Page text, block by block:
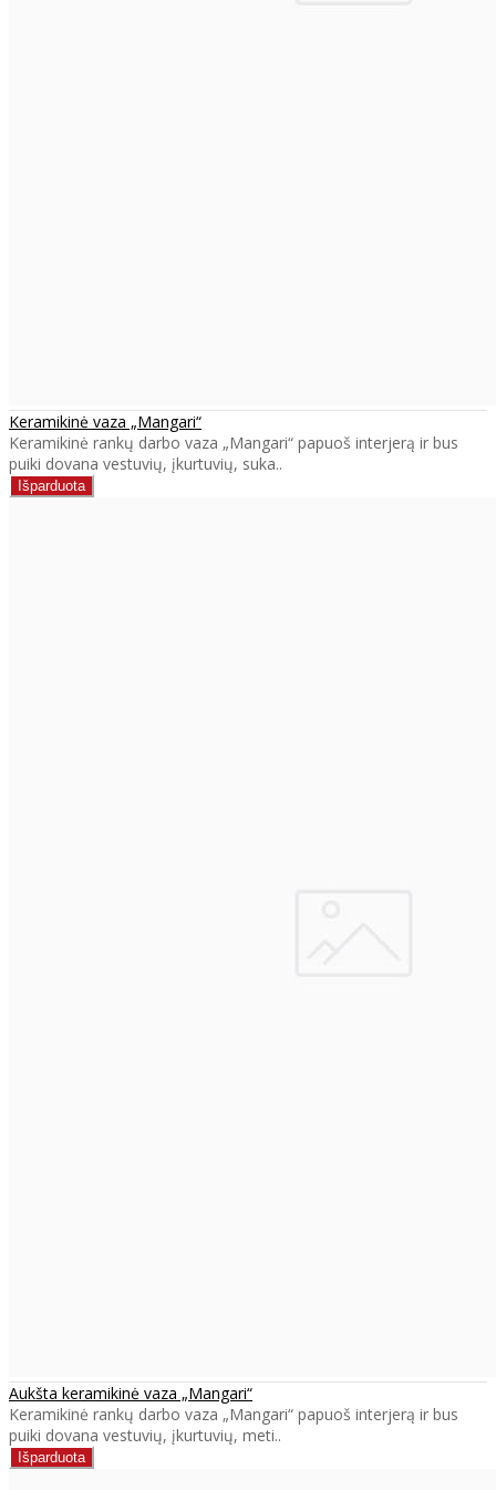
Keramikinė vaza „Mangari“
Keramikinė rankų darbo vaza „Mangari“ papuoš interjerą ir bus
puiki dovana vestuvių, įkurtuvių, suka..
Aukšta keramikinė vaza „Mangari“
Keramikinė rankų darbo vaza „Mangari“ papuoš interjerą ir bus
puiki dovana vestuvių, įkurtuvių, meti..